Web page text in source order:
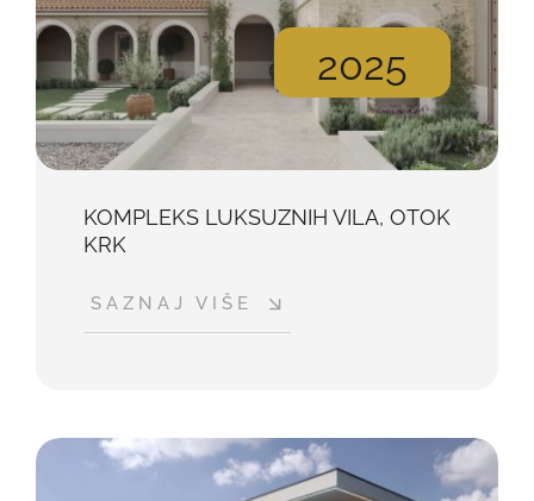
2025
KOMPLEKS LUKSUZNIH VILA, OTOK
KRK
SAZNAJ VIŠE